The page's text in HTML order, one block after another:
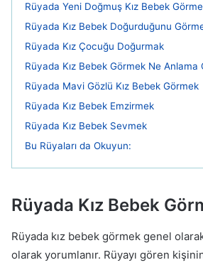
Rüyada Yeni Doğmuş Kız Bebek
Rüyada Kız Bebek Doğurduğunu
Rüyada Kız Çocuğu Doğurmak
Rüyada Kız Bebek Görmek Ne Anlama
Rüyada Mavi Gözlü Kız Bebek Görmek
Rüyada Kız Bebek Emzirmek
Rüyada Kız Bebek Sevmek
Bu Rüyaları da Okuyun:
Rüyada Kız Bebek
Rüyada kız bebek görmek genel
olarak yorumlanır. Rüyayı gören